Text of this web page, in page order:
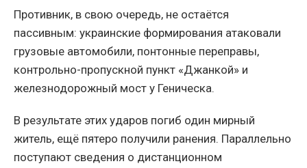
Противник, в свою очередь, не остаётся
пассивным: украинские формирования атаковали
грузовые автомобили, понтонные переправы,
контрольно-пропускной пункт «Джанкой» и
железнодорожный мост у Геническа.
В результате этих ударов погиб один мирный
житель, ещё пятеро получили ранения. Параллельно
поступают сведения о дистанционном